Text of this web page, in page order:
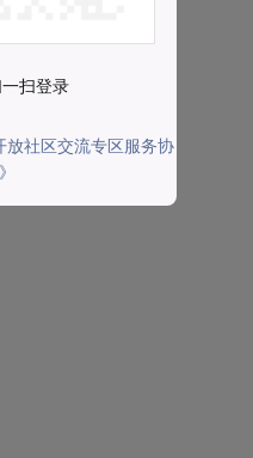
扫登录
放社区交流专区服务协